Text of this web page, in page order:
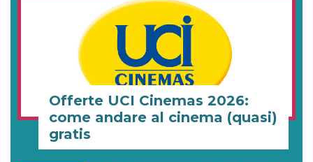
Offerte UCI Cinemas 2026:
come andare al cinema (quasi)
gratis